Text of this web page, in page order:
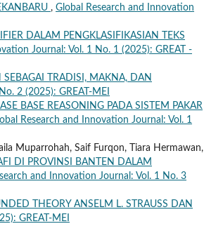
, Global Research and Innovation
DALAM PENGKLASIFIKASIAN TEKS
Journal: Vol. 1 No. 1 (2025): GREAT -
TRADISI, MAKNA, DAN
2 (2025): GREAT-MEI
BASE REASONING PADA SISTEM PAKAR
Research and Innovation Journal: Vol. 1
Muparrohah, Saif Furqon, Tiara Hermawan,
DI PROVINSI BANTEN DALAM
and Innovation Journal: Vol. 1 No. 3
THEORY ANSELM L. STRAUSS DAN
GREAT-MEI